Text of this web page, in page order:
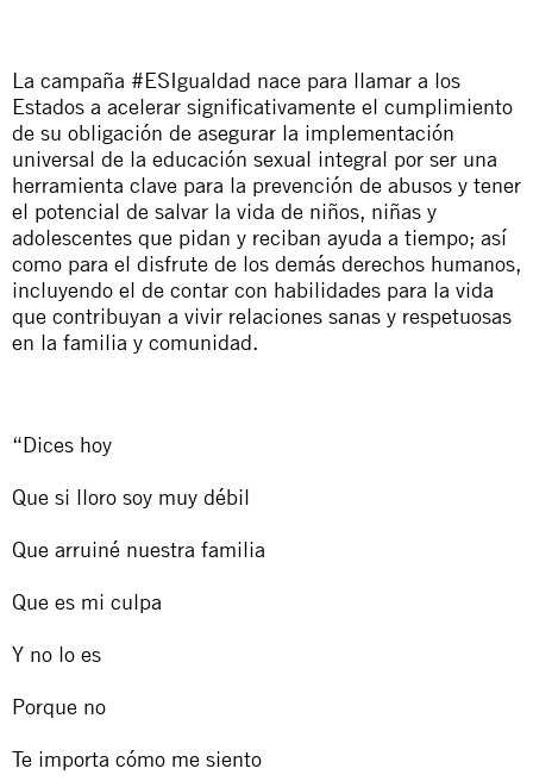
La campaña #ESIgualdad nace para llamar a los
Estados a acelerar significativamente el cumplimiento
de su obligación de asegurar la implementación
universal de la educación sexual integral por ser una
herramienta clave para la prevención de abusos y tener
el potencial de salvar la vida de niños, niñas y
adolescentes que pidan y reciban ayuda a tiempo; así
como para el disfrute de los demás derechos humanos,
incluyendo el de contar con habilidades para la vida
que contribuyan a vivir relaciones sanas y respetuosas
en la familia y comunidad.
“Dices hoy
Que si lloro soy muy débil
Que arruiné nuestra familia
Que es mi culpa
Y no lo es
Porque no
Te importa cómo me siento